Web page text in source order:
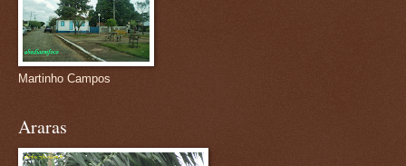
Martinho Campos
Araras